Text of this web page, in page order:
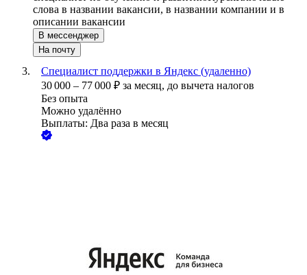
слова в названии вакансии, в названии компании и в
описании вакансии
В мессенджер
На почту
Специалист поддержки в Яндекс (удаленно)
30 000 – 77 000 ₽ за месяц, до вычета налогов
Без опыта
Можно удалённо
Выплаты: Два раза в месяц